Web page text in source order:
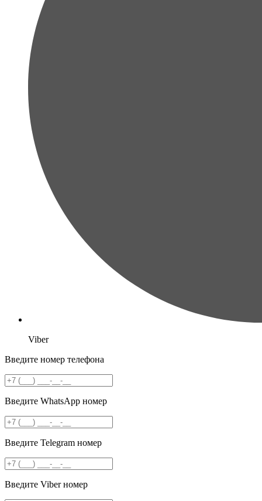
Viber
Введите номер телефона
Введите WhatsApp номер
Введите Telegram номер
Введите Viber номер